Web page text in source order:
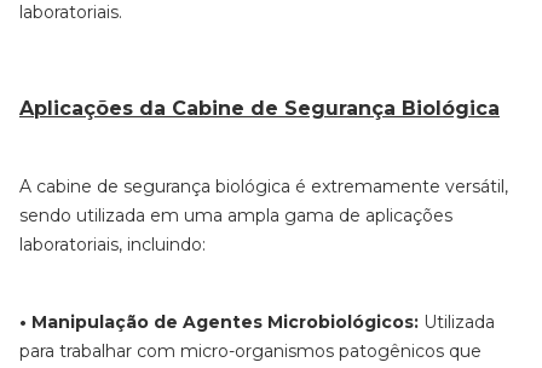
laboratoriais.
Aplicações da Cabine de Segurança Biológica
A cabine de segurança biológica é extremamente versátil,
sendo utilizada em uma ampla gama de aplicações
laboratoriais, incluindo:
• Manipulação de Agentes Microbiológicos: Utilizada
para trabalhar com micro-organismos patogênicos que